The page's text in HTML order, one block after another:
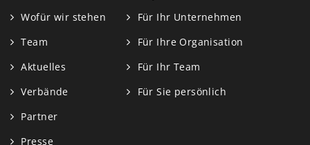
Wofür wir stehen
Team
Aktuelles
Verbände
Partner
Presse
Für Ihr Unternehmen
Für Ihre Organisation
Für Ihr Team
Für Sie persönlich